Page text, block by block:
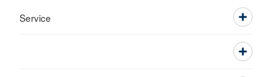
Service